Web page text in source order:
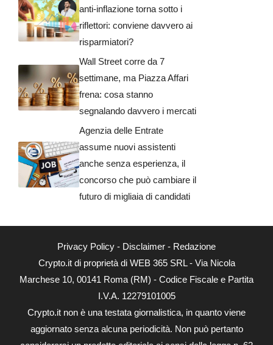
anti-inflazione torna sotto i
riflettori: conviene davvero ai
risparmiatori?
Wall Street corre da 7
settimane, ma Piazza Affari
frena: cosa stanno
segnalando davvero i mercati
Agenzia delle Entrate
assume nuovi assistenti
anche senza esperienza, il
concorso che può cambiare il
futuro di migliaia di candidati
Privacy Policy - Disclaimer - Redazione
Crypto.it di proprietà di WEB 365 SRL - Via Nicola
Marchese 10, 00141 Roma (RM) - Codice Fiscale e Partita
I.V.A. 12279101005
Crypto.it non è una testata giornalistica, in quanto viene
aggiornato senza alcuna periodicità. Non può pertanto